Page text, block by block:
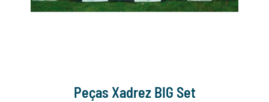
Peças Xadrez BIG Set